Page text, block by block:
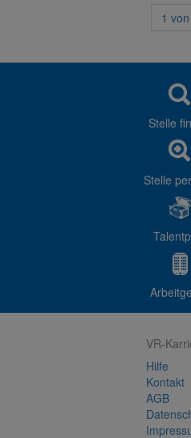
1 von
Stelle
Stelle
VR-
Hilfe
Kontakt
AGB